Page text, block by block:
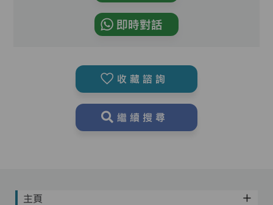
即時對話
收藏諮詢
繼續搜尋
主頁